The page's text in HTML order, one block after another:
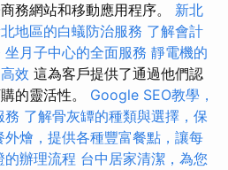
務網站和移動應用程序。 新北
地區的白蟻防治服務 了解會計
坐月子中心的全面服務 靜電機的
效 這為客戶提供了通過他們認
的靈活性。 Google SEO教學，
務 了解骨灰罈的種類與選擇，保
外燴，提供各種豐富餐點，讓每
的辦理流程 台中居家清潔，為您